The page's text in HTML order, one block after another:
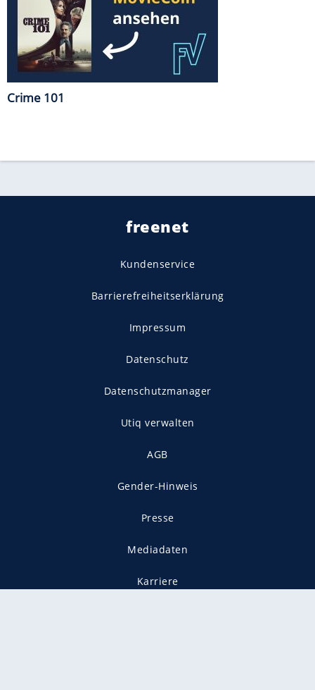
Crime 101
freenet
Kundenservice
Barrierefreiheitserklärung
Impressum
Datenschutz
Datenschutzmanager
Utiq verwalten
AGB
Gender-Hinweis
Presse
Mediadaten
Karriere